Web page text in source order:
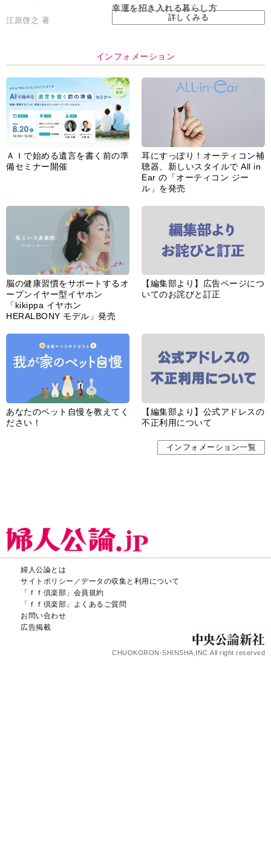
幸運を招き入れる暮らし方
江原啓之 著 詳しくみる
インフォメーション
ＡＩで始める遺言を書く前の準
備セミナー開催
耳にすっぽり！オーティコン補
聴器、新しいスタイルで All in
Ear の「オーティコン ジー
ル」を発売
脳の健康習慣をサポートするオ
ープンイヤー型イヤホン
「kikippa イヤホン
HERALBONY モデル」発売
【編集部より】広告ページにつ
いてのお詫びと訂正
あなたのペット自慢を教えてく
ださい！
【編集部より】公式アドレスの
不正利用について
インフォメーション一覧
婦人公論とは
サイトポリシー／データの収集と利用について
「ｆｆ倶楽部」会員規約
「ｆｆ倶楽部」よくあるご質問
お問い合わせ
広告掲載
CHUOKORON-SHINSHA,INC.All right reserved